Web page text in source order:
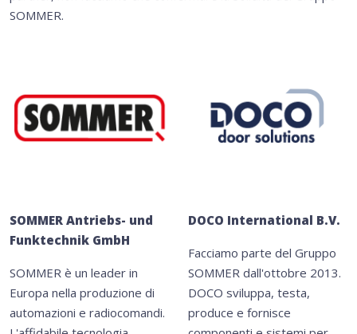
SOMMER.
SOMMER Antriebs- und
Funktechnik GmbH
SOMMER è un leader in
Europa nella produzione di
automazioni e radiocomandi.
DOCO International B.V.
Facciamo parte del Gruppo
SOMMER dall'ottobre 2013.
DOCO sviluppa, testa,
produce e fornisce